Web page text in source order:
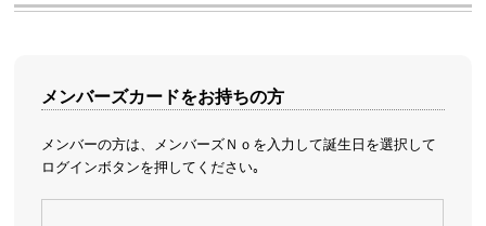
メンバーズカードをお持ちの方
メンバーの方は、メンバーズＮｏを入力して誕生日を選択して
ログインボタンを押してください｡